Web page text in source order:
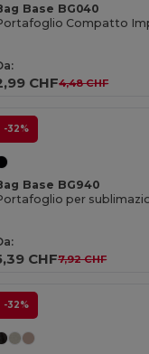
Base BG040
CHF4,48 CHF
-32%
Base BG940
per
CHF7,92 CHF
-32%